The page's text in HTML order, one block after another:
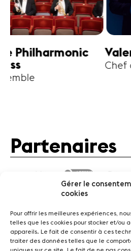
Gérer le
cookies
Pour offrir les meilleures expériences,
telles que les cookies pour stocker et/ou
appareils. Le fait de consentir à ces
traiter des données telles que le
Valentin
Chef
Partenaires
ActualitésConcerts